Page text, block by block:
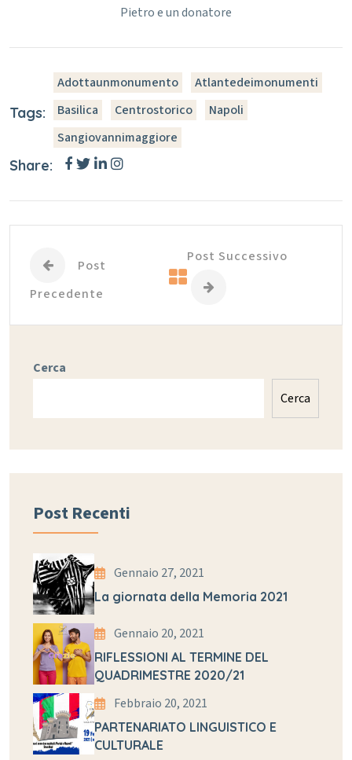
Pietro e un donatore
Tags:
Adottaunmonumento
Atlantedeimonumenti
Basilica
Centrostorico
Napoli
Sangiovannimaggiore
Share:
Post
Precedente
Post Successivo
Cerca
Cerca
Post Recenti
Gennaio 27, 2021
La giornata della Memoria 2021
Gennaio 20, 2021
RIFLESSIONI AL TERMINE DEL
QUADRIMESTRE 2020/21
Febbraio 20, 2021
PARTENARIATO LINGUISTICO E
CULTURALE